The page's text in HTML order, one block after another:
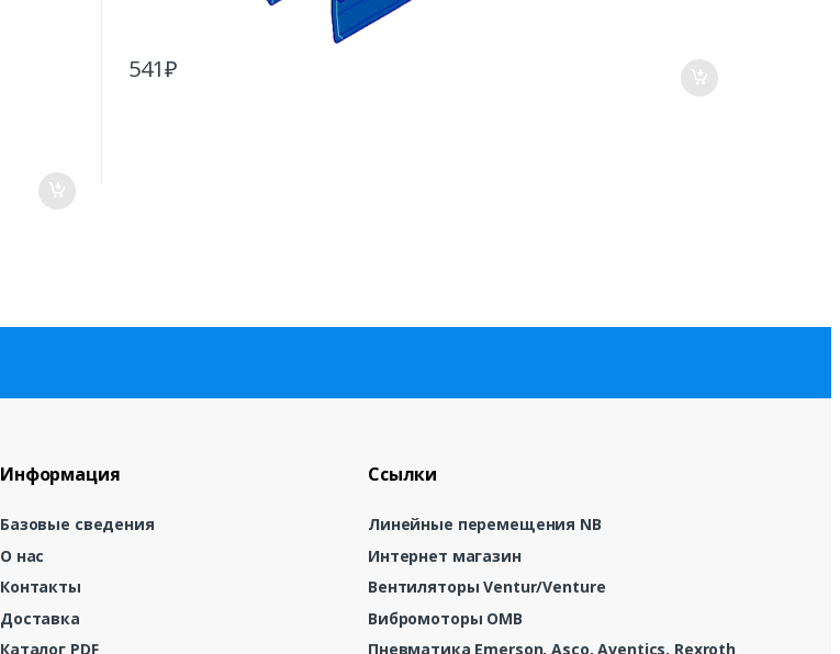
541₽
Информация
Базовые сведения
О нас
Контакты
Доставка
Каталог PDF
Ссылки
Линейные перемещения NB
Интернет магазин
Вентиляторы Ventur/Venture
Вибромоторы OMB
Пневматика Emerson, Asco, Aventics, Rexroth